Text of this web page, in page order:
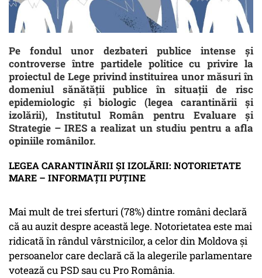
Pe fondul unor dezbateri publice intense și
controverse între partidele politice cu privire la
proiectul de Lege privind instituirea unor măsuri în
domeniul sănătăţii publice în situaţii de risc
epidemiologic şi biologic (legea carantinării și
izolării), Institutul Român pentru Evaluare și
Strategie – IRES a realizat un studiu pentru a afla
opiniile românilor.
LEGEA CARANTINĂRII ȘI IZOLĂRII: NOTORIETATE
MARE – INFORMAȚII PUȚINE
Mai mult de trei sferturi (78%) dintre români declară
că au auzit despre această lege. Notorietatea este mai
ridicată în rândul vârstnicilor, a celor din Moldova și
persoanelor care declară că la alegerile parlamentare
votează cu PSD sau cu Pro România.